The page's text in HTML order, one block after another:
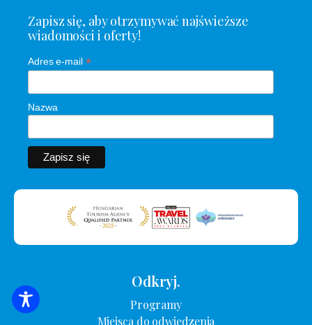
WYSZUKIWANIE ZAKWATEROWANIA
Zapisz się, aby otrzymywać najświeższe
wiadomości i oferty!
Adres e-mail *
Nazwa
Odkryj.
Programy
Miejsca do odwiedzenia